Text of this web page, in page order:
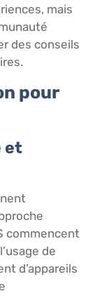
mais
des conseils
pour
et
commencent
de
d’appareils